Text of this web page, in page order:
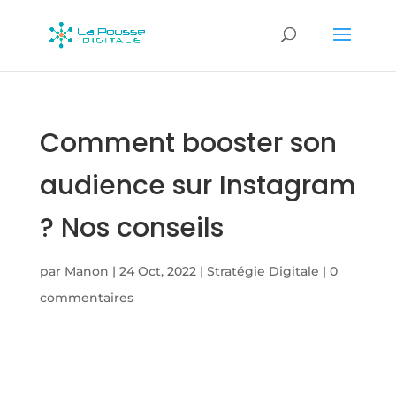
Comment booster son
audience sur Instagram
? Nos conseils
par Manon | 24 Oct, 2022| Stratégie Digitale | 0
commentaires